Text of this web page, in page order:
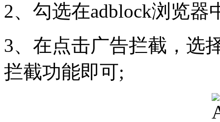
2、勾选在adblock浏览器
3、在点击广告拦截，选
拦截功能即可;